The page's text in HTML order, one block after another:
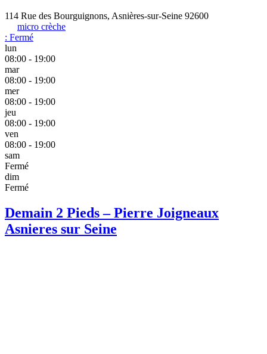
114 Rue des Bourguignons, Asnières-sur-Seine 92600
micro crèche
: Fermé
lun
08:00 - 19:00
mar
08:00 - 19:00
mer
08:00 - 19:00
jeu
08:00 - 19:00
ven
08:00 - 19:00
sam
Fermé
dim
Fermé
Demain 2 Pieds – Pierre Joigneaux
Asnieres sur Seine